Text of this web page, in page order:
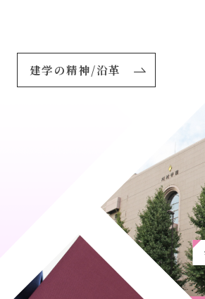
建学の精神/沿革